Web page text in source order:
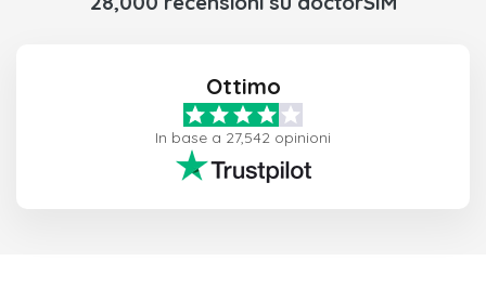
Ottimo
In base a 27,542 opinioni